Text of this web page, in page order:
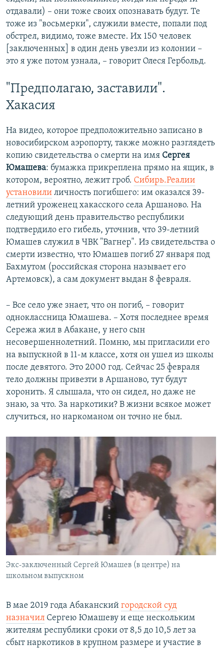
отдавали) – они тоже своих опознавать будут. Те
тоже из "восьмерки", служили вместе, попали под
обстрел, видимо, тоже вместе. Их 150 человек
[заключенных] в один день увезли из колонии –
это я уже потом узнала, – говорит Олеся Гербольд.
"Предполагаю, заставили".
Хакасия
На видео, которое предположительно записано в
новосибирском аэропорту, также можно разглядеть
копию свидетельства о смерти на имя Сергея
Юмашева: бумажка прикреплена прямо на ящик, в
котором, вероятно, лежит гроб. Сибирь.Реалии
установили личность погибшего: им оказался 39-
летний уроженец хакасского села Аршаново. На
следующий день правительство республики
подтвердило его гибель, уточнив, что 39-летний
Юмашев служил в ЧВК "Вагнер". Из свидетельства о
смерти известно, что Юмашев погиб 27 января под
Бахмутом (российская сторона называет его
Артемовск), а сам документ выдан 8 февраля.
– Все село уже знает, что он погиб, – говорит
одноклассница Юмашева. – Хотя последнее время
Сережа жил в Абакане, у него сын
несовершеннолетний. Помню, мы пригласили его
на выпускной в 11-м классе, хотя он ушел из школы
после девятого. Это 2000 год. Сейчас 25 февраля
тело должны привезти в Аршаново, тут будут
хоронить. Я слышала, что он сидел, но даже не
знаю, за что. За наркотики? В жизни всякое может
случиться, но наркоманом он точно не был.
Экс-заключенный Сергей Юмашев (в центре) на
школьном выпускном
В мае 2019 года Абаканский городской суд
назначил Сергею Юмашеву и еще нескольким
жителям республики сроки от 8,5 до 10,5 лет за
сбыт наркотиков в крупном размере и участие в